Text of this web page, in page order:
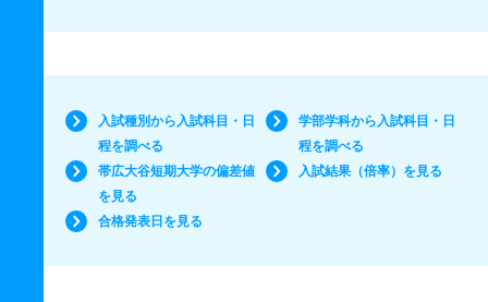
入試種別から入試科目・日
程を調べる
学部学科から入試科目・日
程を調べる
帯広大谷短期大学の偏差値
を見る
入試結果（倍率）を見る
合格発表日を見る